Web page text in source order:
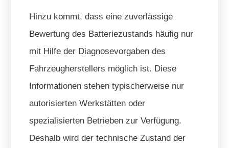
Hinzu kommt, dass eine zuverlässige
Bewertung des Batteriezustands häufig nur
mit Hilfe der Diagnosevorgaben des
Fahrzeugherstellers möglich ist. Diese
Informationen stehen typischerweise nur
autorisierten Werkstätten oder
spezialisierten Betrieben zur Verfügung.
Deshalb wird der technische Zustand der